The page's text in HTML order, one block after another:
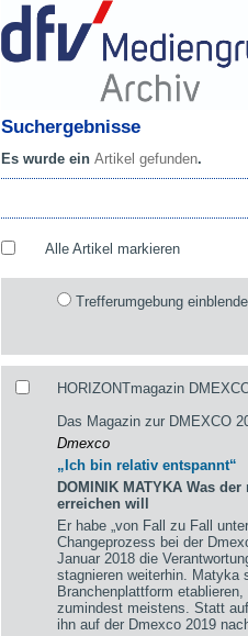
Suchergebnisse
Es wurde ein Artikel gefunden.
Alle Artikel markieren
Trefferumgebung
HORIZONTmagazin
Das Magazin zur DMEXCO
Dmexco
„Ich bin relativ entspannt“
DOMINIK MATYKA Was
erreichen will
Er habe „von Fall zu Fall
Changeprozess bei der
Januar 2018 die
stagnieren weiterhin. Matyka
Branchenplattform
zumindest meistens. Statt
ihn auf der Dmexco 2019